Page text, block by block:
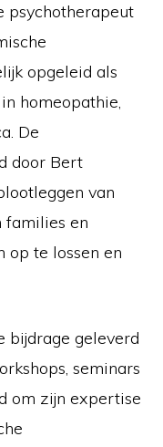
psychotherapeut
opgeleid als
homeopathie,
De
door Bert
van
families en
op te lossen en
bijdrage geleverd
seminars
om zijn expertise